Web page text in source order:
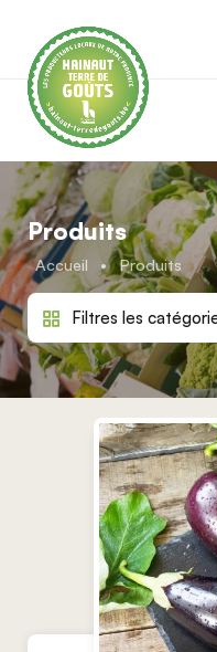
Produits
Accueil • Produits
Filtres les